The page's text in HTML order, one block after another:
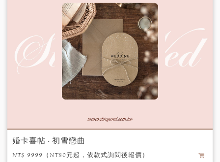
婚卡喜帖 - 初雪戀曲
NT$ 9999（NT80元起，依款式詢問後報價）